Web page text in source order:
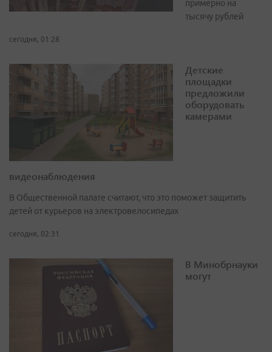
примерно на
тысячу рублей
сегодня, 01:28
Детские
площадки
предложили
оборудовать
камерами
видеонаблюдения
В Общественной палате считают, что это поможет защитить
детей от курьеров на электровелосипедах
сегодня, 02:31
В Минобрнауки
могут